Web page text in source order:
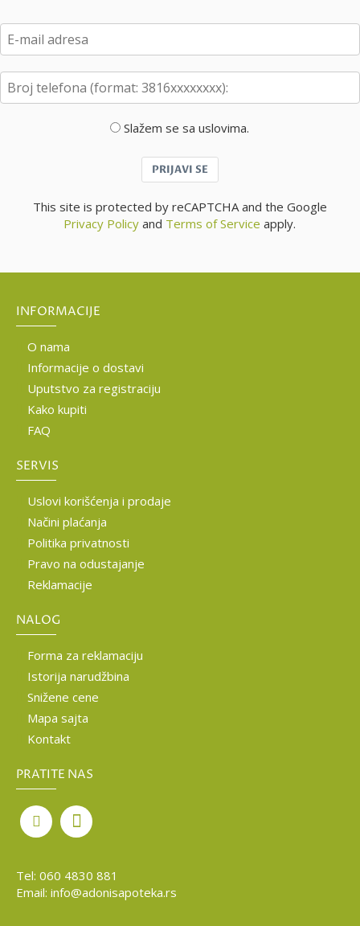
Slažem se sa uslovima.
PRIJAVI SE
This site is protected by reCAPTCHA and the Google
Privacy Policy and Terms of Service apply.
INFORMACIJE
O nama
Informacije o dostavi
Uputstvo za registraciju
Kako kupiti
FAQ
SERVIS
Uslovi korišćenja i prodaje
Načini plaćanja
Politika privatnosti
Pravo na odustajanje
Reklamacije
NALOG
Forma za reklamaciju
Istorija narudžbina
Snižene cene
Mapa sajta
Kontakt
PRATITE NAS
Tel: 060 4830 881
Email: info@adonisapoteka.rs